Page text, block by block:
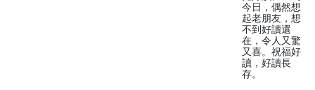
今日，偶然想
起老朋友，想
不到好讀還
在，令人又驚
又喜。祝福好
讀，好讀長
存。